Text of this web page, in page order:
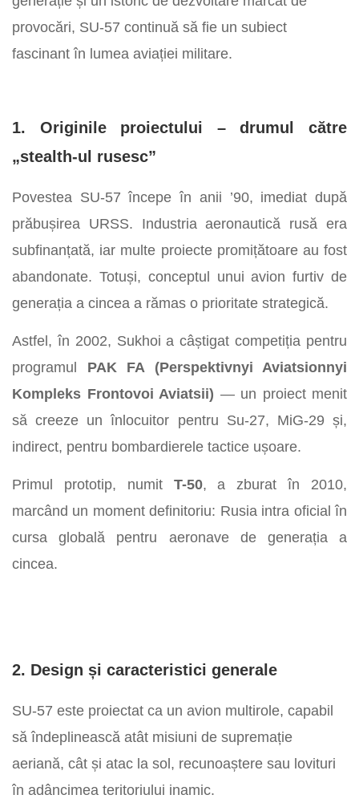
provocări, SU-57 continuă să fie un subiect
fascinant în lumea aviației militare.
1. Originile proiectului – drumul către
„stealth-ul rusesc”
Povestea SU-57 începe în anii ’90, imediat după
prăbușirea URSS. Industria aeronautică rusă era
subfinanțată, iar multe proiecte promițătoare au fost
abandonate. Totuși, conceptul unui avion furtiv de
generația a cincea a rămas o prioritate strategică.
Astfel, în 2002, Sukhoi a câștigat competiția pentru
programul PAK FA (Perspektivnyi Aviatsionnyi
Kompleks Frontovoi Aviatsii) — un proiect menit
să creeze un înlocuitor pentru Su-27, MiG-29 și,
indirect, pentru bombardierele tactice ușoare.
Primul prototip, numit T-50, a zburat în 2010,
marcând un moment definitoriu: Rusia intra oficial în
cursa globală pentru aeronave de generația a
cincea.
2. Design și caracteristici generale
SU-57 este proiectat ca un avion multirole, capabil
să îndeplinească atât misiuni de supremație
aeriană, cât și atac la sol, recunoaștere sau lovituri
în adâncimea teritoriului inamic.